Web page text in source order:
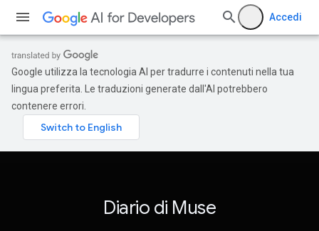
Accedi
Google utilizza la tecnologia AI per tradurre i contenuti nella tua
lingua preferita. Le traduzioni generate dall'AI potrebbero
contenere errori.
Diario di Muse